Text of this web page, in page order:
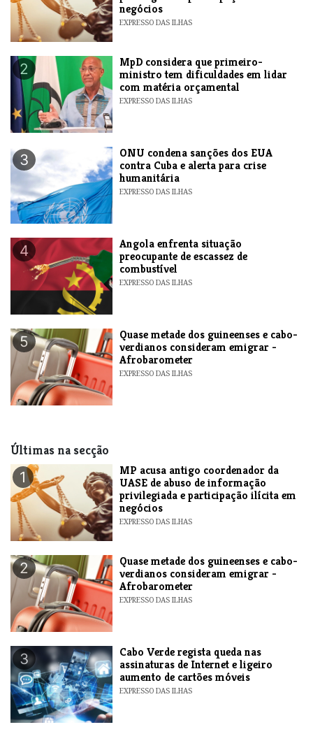
negócios
EXPRESSO DAS ILHAS
2
MpD considera que primeiro-
ministro tem dificuldades em lidar
com matéria orçamental
EXPRESSO DAS ILHAS
3
ONU condena sanções dos EUA
contra Cuba e alerta para crise
humanitária
EXPRESSO DAS ILHAS
4
Angola enfrenta situação
preocupante de escassez de
combustível
EXPRESSO DAS ILHAS
5
Quase metade dos guineenses e cabo-
verdianos consideram emigrar -
Afrobarometer
EXPRESSO DAS ILHAS
Últimas na secção
1
MP acusa antigo coordenador da
UASE de abuso de informação
privilegiada e participação ilícita em
negócios
EXPRESSO DAS ILHAS
2
Quase metade dos guineenses e cabo-
verdianos consideram emigrar -
Afrobarometer
EXPRESSO DAS ILHAS
3
Cabo Verde regista queda nas
assinaturas de Internet e ligeiro
aumento de cartões móveis
EXPRESSO DAS ILHAS